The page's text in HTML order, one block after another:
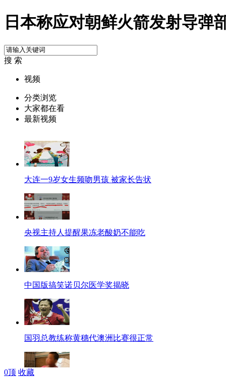
日本称应对朝鲜火箭发射导弹
搜 索
视频
分类浏览
大家都在看
最新视频
大连一9岁女生频吻男孩 被家长告状
央视主持人提醒果冻老酸奶不能吃
中国版搞笑诺贝尔医学奖揭晓
国羽总教练称黄穗代澳洲比赛很正常
0顶 收藏